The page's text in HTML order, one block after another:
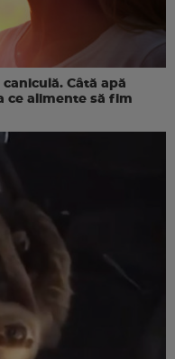
Câtă apă
ce alimente să fim